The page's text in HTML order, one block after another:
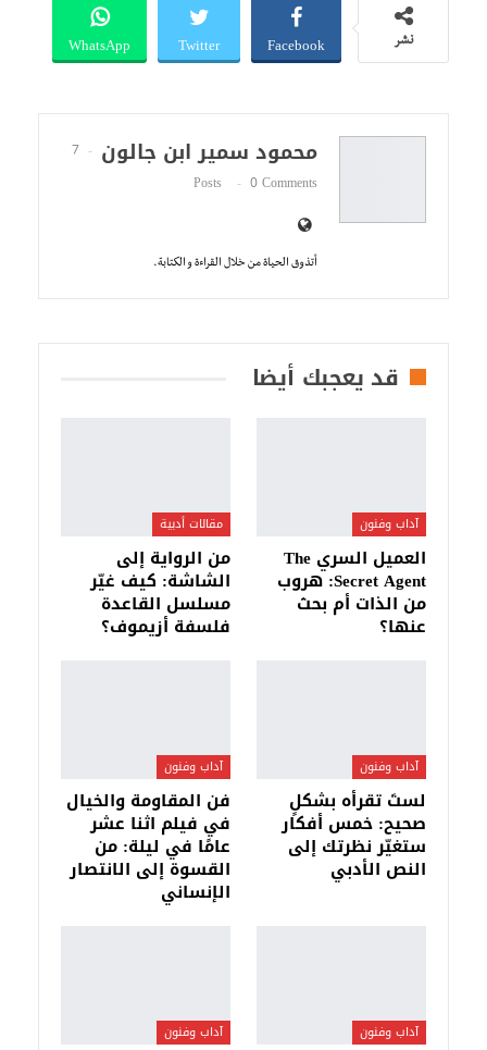
نشر Facebook
Twitter
WhatsApp
محمود سمير ابن جالون
7
Posts
0 Comments
أتذوق الحياة من خلال القراءة و الكتابة.
قد يعجبك أيضا
آداب وفنون
العميل السري The
Secret Agent: هروب
من الذات أم بحث
عنها؟
مقالات أدبية
من الرواية إلى
الشاشة: كيف غيّر
مسلسل القاعدة
فلسفة أزيموف؟
آداب وفنون
لستَ تقرأه بشكلٍ
صحيح: خمس أفكار
ستغيّر نظرتك إلى
النص الأدبي
آداب وفنون
فن المقاومة والخيال
في فيلم اثنا عشر
عامًا في ليلة: من
القسوة إلى الانتصار
الإنساني
آداب وفنون آداب وفنون